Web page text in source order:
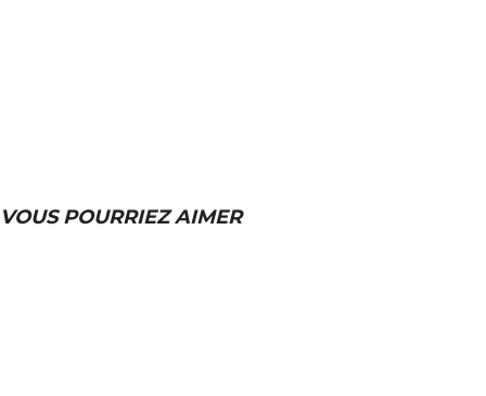
VOUS POURRIEZ AIMER